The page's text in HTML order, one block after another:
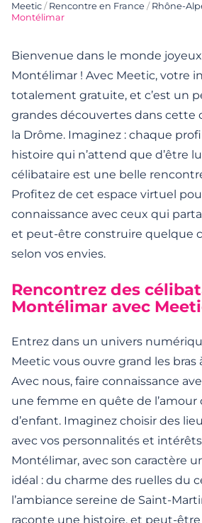
Meetic / Rencontre en France / Rhône-
Montélimar
Bienvenue dans le monde
Montélimar ! Avec Meetic, votre
totalement gratuite, et c’est un
grandes découvertes dans cette
la Drôme. Imaginez : chaque
histoire qui n’attend que d’être
célibataire est une belle
Profitez de cet espace virtuel
connaissance avec ceux qui
et peut-être construire quelque
selon vos envies.
Rencontrez des
Montélimar avec
Entrez dans un univers
Meetic vous ouvre grand les bras
Avec nous, faire connaissance
une femme en quête de
d’enfant. Imaginez choisir des
avec vos personnalités et
Montélimar, avec son caractère
idéal : du charme des ruelles du
l’ambiance sereine de Saint-
raconte une histoire, et peut-être